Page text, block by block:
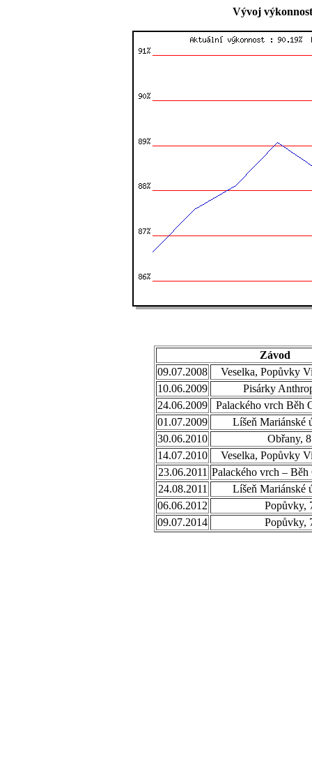
Vývoj
Závod
09.07.2008
Veselka, Popůvky
10.06.2009
Pisárky
24.06.2009
Palackého vrch Běh
01.07.2009
Líšeň Mariánské
30.06.2010
Obřany,
14.07.2010
Veselka, Popůvky
23.06.2011 Palackého vrch –
24.08.2011
Líšeň Mariánské
06.06.2012
Popůvky,
09.07.2014
Popůvky,